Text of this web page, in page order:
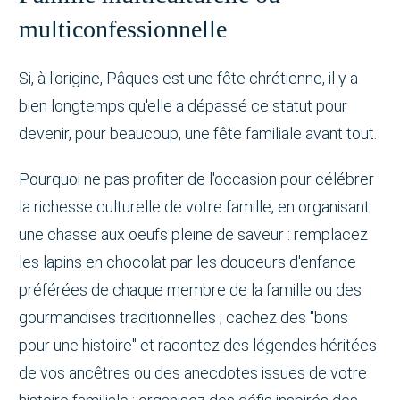
multiconfessionnelle
Si, à l'origine, Pâques est une fête chrétienne, il y a
bien longtemps qu'elle a dépassé ce statut pour
devenir, pour beaucoup, une fête familiale avant tout.
Pourquoi ne pas profiter de l'occasion pour célébrer
la richesse culturelle de votre famille, en organisant
une chasse aux oeufs pleine de saveur : remplacez
les lapins en chocolat par les douceurs d'enfance
préférées de chaque membre de la famille ou des
gourmandises traditionnelles ; cachez des "bons
pour une histoire" et racontez des légendes héritées
de vos ancêtres ou des anecdotes issues de votre